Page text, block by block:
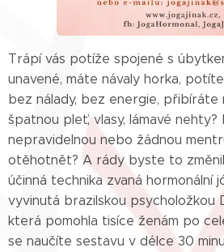
Trápí vás potíže spojené s
unavené, máte návaly horka,
bez nálady, bez energie, přibíráte
špatnou pleť, vlasy, lámavé
nepravidelnou nebo žádnou
otěhotnět? A rády byste to
účinná technika zvaná hormonální
vyvinutá brazilskou psycholožkou
která pomohla tisíce ženám po
se naučíte sestavu v délce 30